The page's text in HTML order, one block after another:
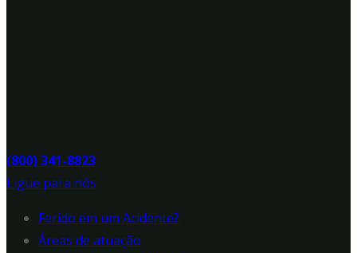
(800) 341-8823
Ligue para nós
Ferido em um Acidente?
Áreas de atuação